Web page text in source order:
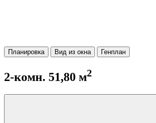
Планировка Вид из окна Генплан
2-комн. 51,80 м2